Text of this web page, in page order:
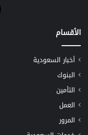
الأقسام
أخبار السعودية
البنوك
التأمين
العمل
المرور